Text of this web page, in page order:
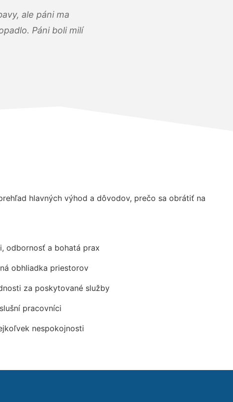
ale páni ma
Páni boli milí
hlavných výhod a dôvodov, prečo sa obrátiť na
odbornosť a bohatá prax
obhliadka priestorov
za poskytované služby
pracovníci
nespokojnosti